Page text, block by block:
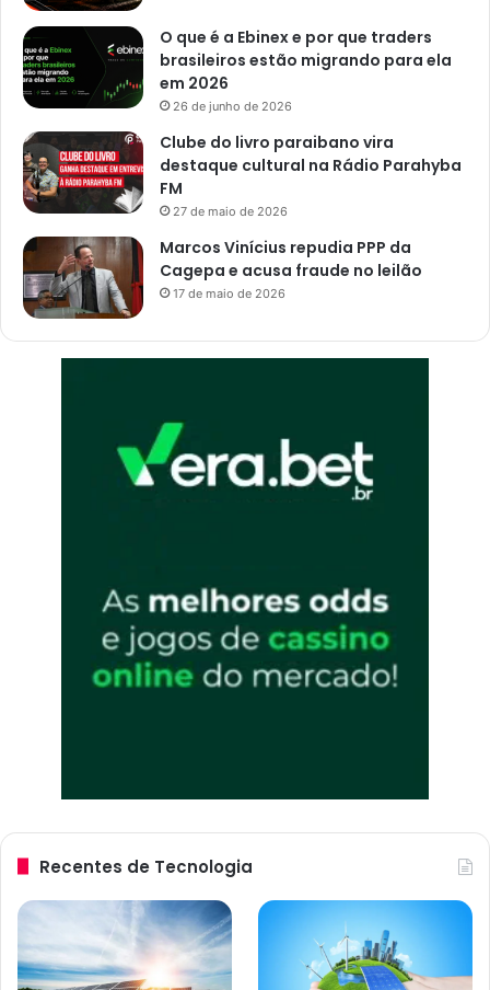
O que é a Ebinex e por que traders
brasileiros estão migrando para ela
em 2026
26 de junho de 2026
Clube do livro paraibano vira
destaque cultural na Rádio Parahyba
FM
27 de maio de 2026
Marcos Vinícius repudia PPP da
Cagepa e acusa fraude no leilão
17 de maio de 2026
Recentes de Tecnologia